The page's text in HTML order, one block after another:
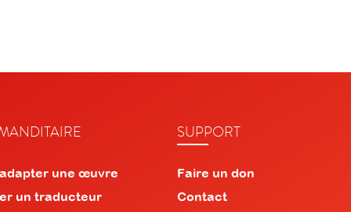
une œuvre
un traducteur
SUPPORT
Faire un don
Contact